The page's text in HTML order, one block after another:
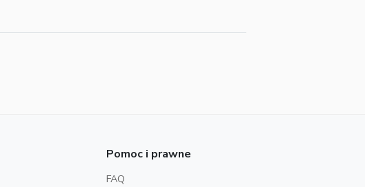
Pomoc i prawne
FAQ